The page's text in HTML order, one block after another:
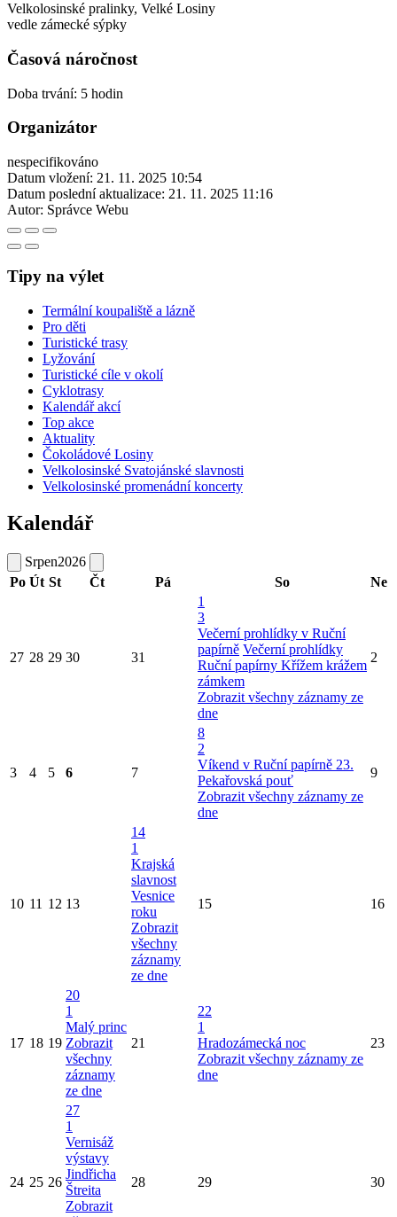
Velkolosinské pralinky, Velké Losiny
vedle zámecké sýpky
Časová náročnost
Doba trvání: 5 hodin
Organizátor
nespecifikováno
Datum vložení: 21. 11. 2025 10:54
Datum poslední aktualizace: 21. 11. 2025 11:16
Autor: Správce Webu
Tipy na výlet
Termální koupaliště a lázně
Pro děti
Turistické trasy
Lyžování
Turistické cíle v okolí
Cyklotrasy
Kalendář akcí
Top akce
Aktuality
Čokoládové Losiny
Velkolosinské Svatojánské slavnosti
Velkolosinské promenádní koncerty
Kalendář
Srpen2026
Po Út St Čt Pá So Ne
27 28 29 30 31
1
3
Večerní prohlídky v Ruční
papírně Večerní prohlídky
Ruční papírny Křížem krážem
zámkem
Zobrazit všechny záznamy ze
dne
2
3 4 5 6 7
8
2
Víkend v Ruční papírně 23.
Pekařovská pouť
Zobrazit všechny záznamy ze
dne
9
10 11 12 13
14
1
Krajská
slavnost
Vesnice
roku
Zobrazit
všechny
záznamy
ze dne
15 16
17 18 19
20
1
Malý princ
Zobrazit
všechny
záznamy
ze dne
21
22
1
Hradozámecká noc
Zobrazit všechny záznamy ze
dne
23
24 25 26
27
1
Vernisáž
výstavy
Jindřicha
Štreita
Zobrazit
28 29 30